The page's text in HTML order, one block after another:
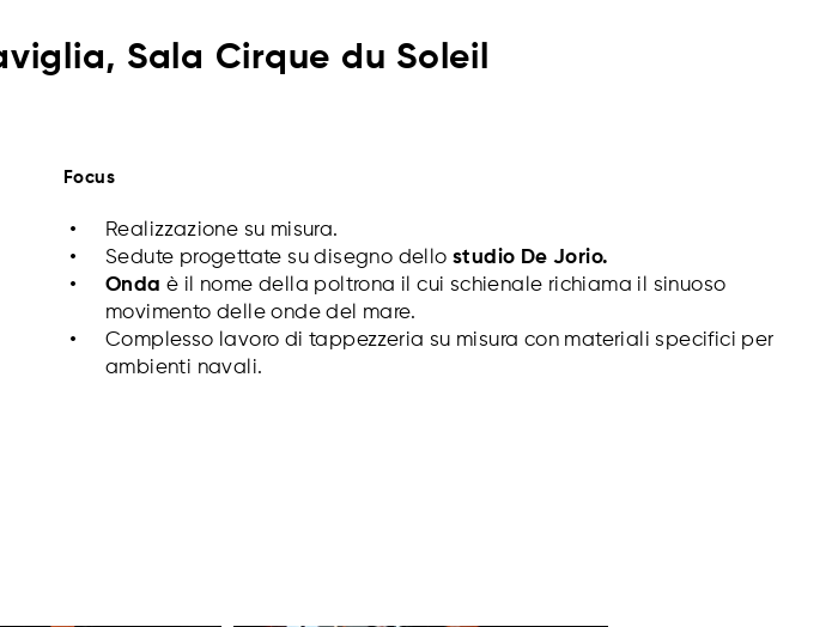
Sala Cirque du Soleil
Focus
Realizzazione su misura.
Sedute progettate su disegno dello studio De Jorio.
Onda è il nome della poltrona il cui schienale richiama il sinuoso
movimento delle onde del mare.
Complesso lavoro di tappezzeria su misura con materiali specifici per
ambienti navali.